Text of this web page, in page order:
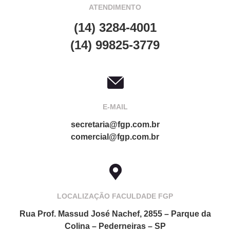
ATENDIMENTO
(14) 3284-4001
(14) 99825-3779
E-MAIL
secretaria@fgp.com.br
comercial@fgp.com.br
LOCALIZAÇÃO FACULDADE FGP
Rua Prof. Massud José Nachef, 2855 – Parque da
Colina – Pederneiras – SP